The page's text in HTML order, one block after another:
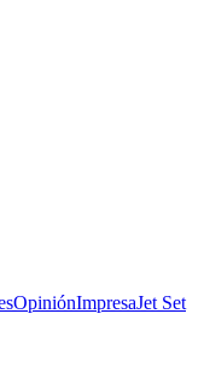
OpiniónImpresaJet Set